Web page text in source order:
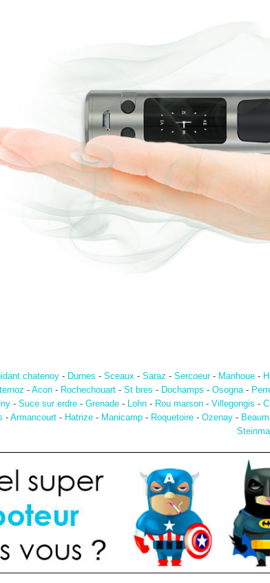
chatenoy - Durnes - Sceaux - Saraz - Sercoeur- Manhoue -
- Acon - Rochechouart - St bres - Dochamps - Osogna-
- Suce sur erdre - Grenade - Lohn - Rou marson - Villegongis -
- Armancourt - Hatrize - Manicamp - Roquetoire - Ozenay -